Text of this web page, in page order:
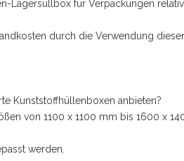
Lagersüllbox für Verpackungen relativ
durch die Verwendung
Kunststoffhüllenboxen anbieten?
von 1100 x 1100 mm bis 1600 x
werden.